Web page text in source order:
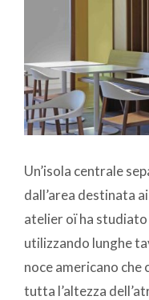
Un’isola centrale
dall’area destinata
atelier oï ha
utilizzando lunghe
noce americano
tutta l’altezza